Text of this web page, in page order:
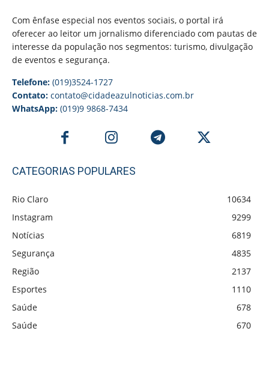
Com ênfase especial nos eventos sociais, o portal irá
oferecer ao leitor um jornalismo diferenciado com pautas de
interesse da população nos segmentos: turismo, divulgação
de eventos e segurança.
Telefone: (019)3524-1727
Contato: contato@cidadeazulnoticias.com.br
WhatsApp: (019)9 9868-7434
CATEGORIAS POPULARES
Rio Claro
10634
Instagram
9299
Notícias
6819
Segurança
4835
Região
2137
Esportes
1110
Saúde
678
Saúde
670